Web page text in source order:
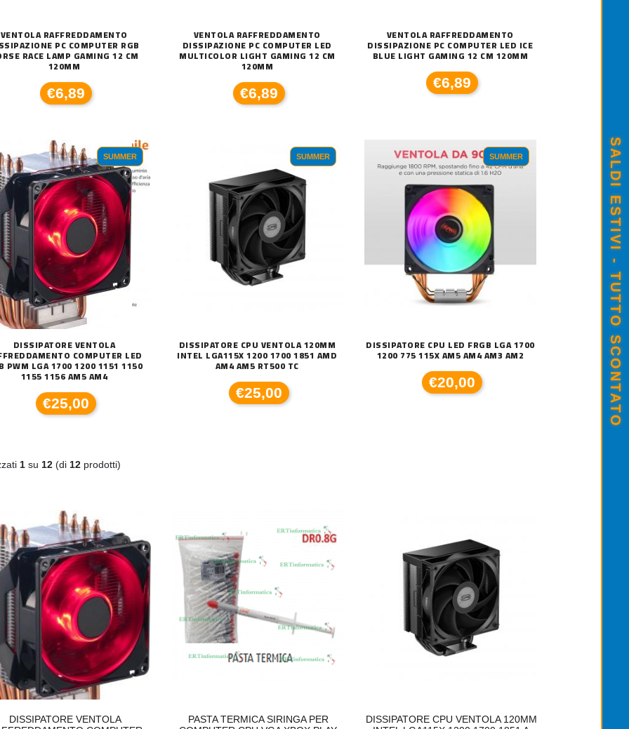
VENTOLA RAFFREDDAMENTO
PC COMPUTER RGB
RACE LAMP GAMING 12 CM
120MM
€6,89
VENTOLA RAFFREDDAMENTO
DISSIPAZIONE PC COMPUTER LED
MULTICOLOR LIGHT GAMING 12 CM
120MM
€6,89
VENTOLA RAFFREDDAMENTO
DISSIPAZIONE PC COMPUTER LED ICE
BLUE LIGHT GAMING 12 CM 120MM
€6,89
SUMMER
DISSIPATORE VENTOLA
COMPUTER LED
PWM LGA 1700 1200 1151 1150
1155 1156 AM5 AM4
€25,00
SUMMER
DISSIPATORE CPU VENTOLA 120MM
INTEL LGA115X 1200 1700 1851 AMD
AM4 AM5 RT500 TC
€25,00
SUMMER
DISSIPATORE CPU LED FRGB LGA 1700
1200 775 115X AM5 AM4 AM3 AM2
€20,00
1 su 12 (di 12 prodotti)
DISSIPATORE VENTOLA
PASTA TERMICA SIRINGA PER
DISSIPATORE CPU VENTOLA 120MM
SALDI ESTIVI - TUTTO SCONTATO